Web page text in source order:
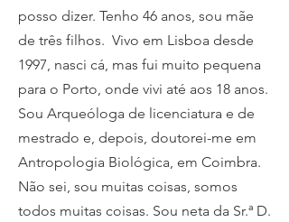
posso dizer. Tenho 46 anos, sou mãe
de três filhos. Vivo em Lisboa desde
1997, nasci cá, mas fui muito pequena
para o Porto, onde vivi até aos 18 anos.
Sou Arqueóloga de licenciatura e de
mestrado e, depois, doutorei-me em
Antropologia Biológica, em Coimbra.
Não sei, sou muitas coisas, somos
todos muitas coisas. Sou neta da Sr.ª D.